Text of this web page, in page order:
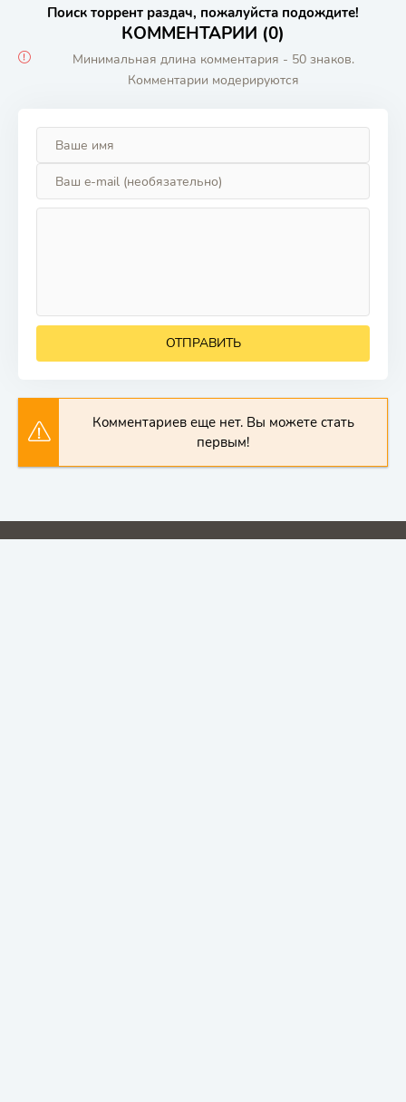
Поиск торрент раздач, пожалуйста подождите!
КОММЕНТАРИИ (0)
Минимальная длина комментария - 50 знаков.
Комментарии модерируются
ОТПРАВИТЬ
Комментариев еще нет. Вы можете стать
первым!